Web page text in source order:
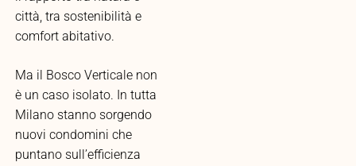
città, tra sostenibilità e
comfort abitativo.
Ma il Bosco Verticale non
è un caso isolato. In tutta
Milano stanno sorgendo
nuovi condomini che
puntano sull’efficienza